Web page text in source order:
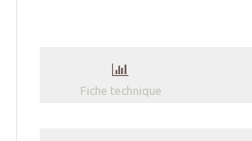
Fiche technique